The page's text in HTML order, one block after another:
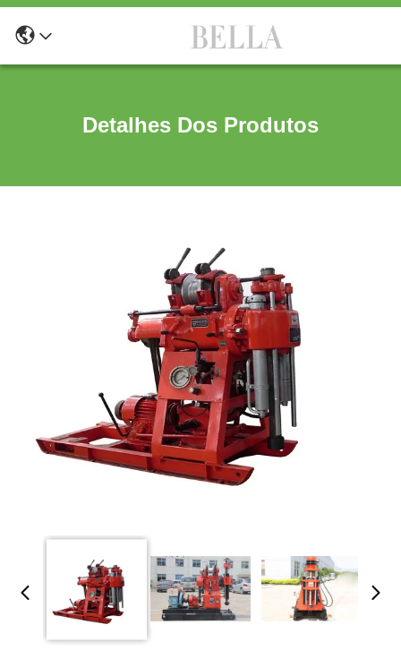
Detalhes Dos Produtos